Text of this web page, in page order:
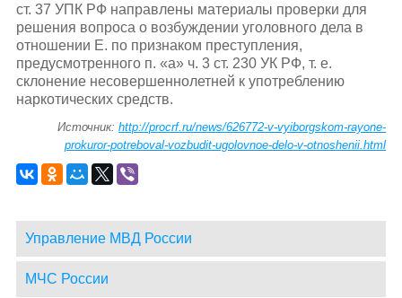
ст. 37 УПК РФ направлены материалы проверки для
решения вопроса о возбуждении уголовного дела в
отношении Е. по признаком преступления,
предусмотренного п. «а» ч. 3 ст. 230 УК РФ, т. е.
склонение несовершеннолетней к употреблению
наркотических средств.
Источник:http://procrf.ru/news/626772-v-vyiborgskom-rayone-
prokuror-potreboval-vozbudit-ugolovnoe-delo-v-otnoshenii.html
Управление МВД России
МЧС России